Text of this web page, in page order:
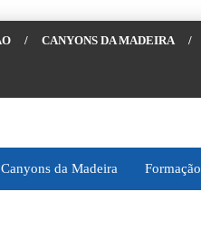
/ CANYONS DA MADEIRA /
Canyons da Madeira Formação